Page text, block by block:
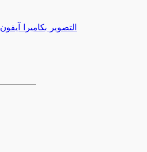
التصوير بكاميرا آيفون